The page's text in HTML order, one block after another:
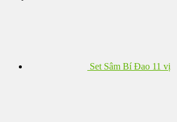
Set Sâm Bí Đao 11 vị